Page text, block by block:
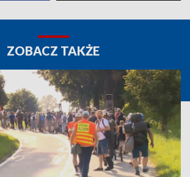
ZOBACZ TAKŻE